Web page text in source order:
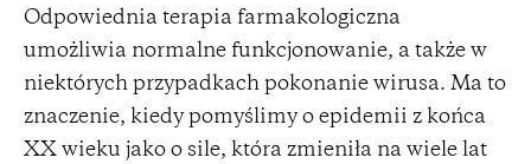
Odpowiednia terapia farmakologiczna
umożliwia normalne funkcjonowanie, a także w
niektórych przypadkach pokonanie wirusa. Ma to
znaczenie, kiedy pomyślimy o epidemii z końca
XX wieku jako o sile, która zmieniła na wiele lat